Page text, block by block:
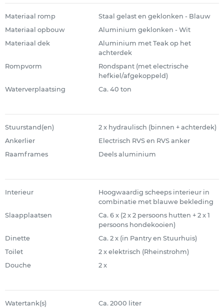
Materiaal romp
Staal gelast en geklonken - Blauw
Materiaal opbouw
Aluminium geklonken - Wit
Materiaal dek
Aluminium met Teak op het
achterdek
Rompvorm
Rondspant (met electrische
hefkiel/afgekoppeld)
Waterverplaatsing
Ca. 40 ton
Stuurstand(en)
2 x hydraulisch (binnen + achterdek)
Ankerlier
Electrisch RVS en RVS anker
Raamframes
Deels aluminium
Interieur
Hoogwaardig scheeps interieur in
combinatie met blauwe bekleding
Slaapplaatsen
Ca. 6 x (2 x 2 persoons hutten + 2 x 1
persoons hondekooien)
Dinette
Ca. 2 x (in Pantry en Stuurhuis)
Toilet
2 x elektrisch (Rheinstrohm)
Douche
2 x
Watertank(s)
Ca. 2000 liter